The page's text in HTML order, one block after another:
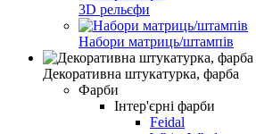
3D рельєфи
Набори матриць/штампів
Декоративна штукатурка, фарба
Фарби
Інтер'єрні фарби
Feidal